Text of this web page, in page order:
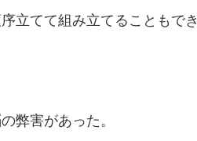
立てて組み立てることもでき
弊害があった。